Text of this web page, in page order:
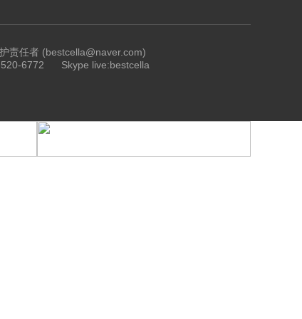
责任者 (bestcella@naver.com)
6772 Skype live:bestcella